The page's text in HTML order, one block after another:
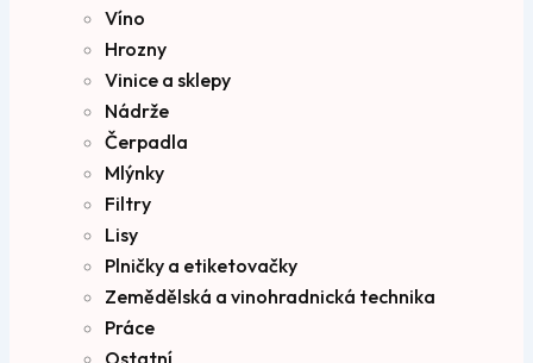
Víno
Hrozny
Vinice a sklepy
Nádrže
Čerpadla
Mlýnky
Filtry
Lisy
Plničky a etiketovačky
Zemědělská a vinohradnická technika
Práce
Ostatní